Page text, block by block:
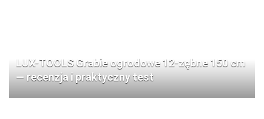
LUX-TOOLS Grabie ogrodowe 12-zębne 150 cm
— recenzja i praktyczny test